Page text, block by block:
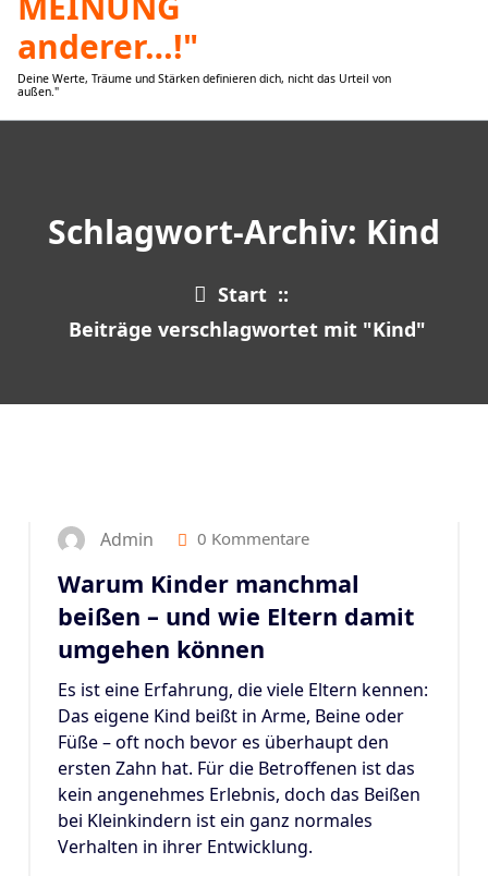
Deine Werte, Träume und Stärken definieren dich, nicht das Urteil von
außen."
Schlagwort-Archiv: Kind
Start ::
Beiträge verschlagwortet mit "Kind"
Admin 0 Kommentare
Warum Kinder manchmal
beißen – und wie Eltern damit
umgehen können
Es ist eine Erfahrung, die viele Eltern kennen:
Das eigene Kind beißt in Arme, Beine oder
Füße – oft noch bevor es überhaupt den
ersten Zahn hat. Für die Betroffenen ist das
kein angenehmes Erlebnis, doch das Beißen
bei Kleinkindern ist ein ganz normales
Verhalten in ihrer Entwicklung.